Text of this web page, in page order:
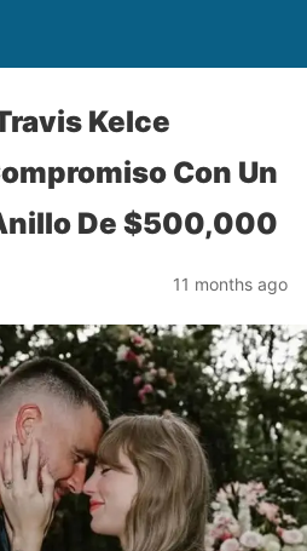
Kelce
Con Un
De $500,000
11 months ago